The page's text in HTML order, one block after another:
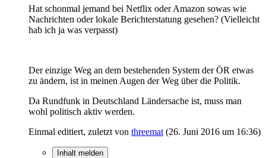
Hat schonmal jemand bei Netflix oder Amazon sowas wie
Nachrichten oder lokale Berichterstatung gesehen? (Vielleicht
hab ich ja was verpasst)
Der einzige Weg an dem bestehenden System der ÖR etwas
zu ändern, ist in meinen Augen der Weg über die Politik.
Da Rundfunk in Deutschland Ländersache ist, muss man
wohl politisch aktiv werden.
Einmal editiert, zuletzt von threemat (26. Juni 2016 um 16:36)
Inhalt melden